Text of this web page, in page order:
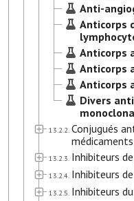
Anti-
Anticorps
Anticorps
Anticorps
Anticorps
Divers
13.2.2. Conjugués
médicaments
13.2.3. Inhibiteurs
13.2.4. Inhibiteurs
13.2.5. Inhibiteurs